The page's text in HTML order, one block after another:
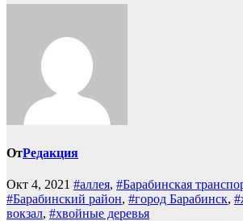
ОтРедакция
Окт 4, 2021 #аллея, #Барабинская
#Барабинский район, #город Барабинск,
вокзал, #хвойные деревья